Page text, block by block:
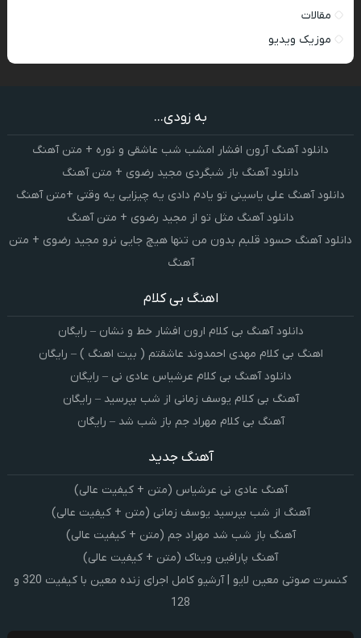
مقالات
موزیک ویدیو
به زودی...
دانلود آهنگ آرون افشار امشب شب عاشقی و نوره + متن آهنگ
دانلود آهنگ باز شبگردی مجید رضوی + متن آهنگ
دانلود آهنگ علی یاسینی تو یادم دادی یه چیزایی یه وقتی +متن آهنگ
دانلود آهنگ مثل تو از مجید رضوی + متن آهنگ
دانلود آهنگ حسود قلبم بدون من تنها هیچ جایی نرو مجید رضوی + متن
آهنگ
اهنگ بی کلام
دانلود آهنگ بی کلام ارون افشار خط و نشان – رایگان
اهنگ بی کلام مهدی احمدوند عاشقتم ( بیت اهنگ ) – رایگان
دانلود آهنگ بی کلام عرشیاس عادی نی – رایگان
آهنگ بی کلام یوسف زمانی از شب بپرسید – رایگان
آهنگ بی کلام مهراد جم باز شب شد – رایگان
آهنگ جدید
آهنگ عادی نی عرشیاس (متن + کیفیت عالی)
آهنگ از شب بپرسید یوسف زمانی (متن + کیفیت عالی)
آهنگ باز شب شد مهراد جم (متن + کیفیت عالی)
آهنگ پارافین ویناک (متن + کیفیت عالی)
کنسرت صوتی معین لایو | آرشیو کامل اجرای زنده معین با کیفیت 320 و
128